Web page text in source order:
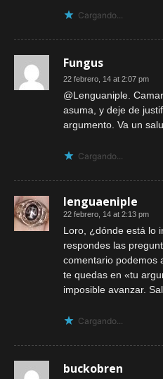
Cargando...
Fungus
22 febrero, 14 at 2:07 pm
@Lenguaniple.
asuma, y deje de
argumento. Va un
Cargando...
lenguaeniple
22 febrero, 14 at 2:13 pm
Loro, ¿dónde está lo
respondes las
comentario podemos
te quedas en «tu
imposible avanzar.
Cargando...
buckobren